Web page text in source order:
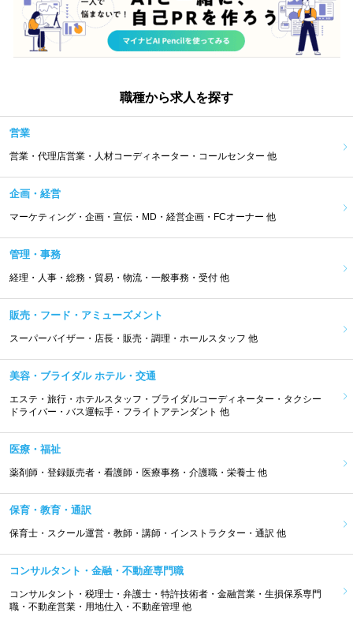
職種から求人を探す
営業
営業・代理店営業・人材コーディネーター・コールセンター 他
企画・経営
マーケティング・企画・宣伝・MD・経営企画・FCオーナー 他
管理・事務
経理・人事・総務・貿易・物流・一般事務・受付 他
販売・フード・アミューズメント
スーパーバイザー・店長・販売・調理・ホールスタッフ 他
美容・ブライダル ホテル・交通
エステ・旅行・ホテルスタッフ・ブライダルコーディネーター・タクシー
ドライバー・バス運転手・フライトアテンダント 他
医療・福祉
薬剤師・登録販売者・看護師・医療事務・介護職・栄養士 他
保育・教育・通訳
保育士・スクール運営・教師・講師・インストラクター・通訳 他
コンサルタント・金融・不動産専門職
コンサルタント・税理士・弁護士・特許技術者・金融営業・生損保系専門
職・不動産営業・用地仕入・不動産管理 他